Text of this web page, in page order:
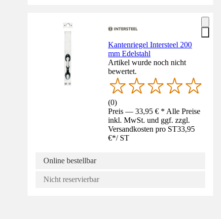
Kantenriegel Intersteel 200
mm Edelstahl
Artikel wurde noch nicht
bewertet.
(0)
Preis — 33,95 € * Alle Preise
inkl. MwSt. und ggf. zzgl.
Versandkosten pro ST33,95
€*/ ST
Online bestellbar
Nicht reservierbar